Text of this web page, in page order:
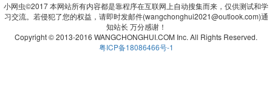
小网虫©2017 本网站所有内容都是靠程序在互联网上自动搜集而来，仅供测试和学
习交流。若侵犯了您的权益，请即时发邮件(wangchonghui2021@outlook.com)通
知站长 万分感谢！
Copyright © 2013-2016 WANGCHONGHUI.COM Inc. All Rights Reserved.
粤ICP备18086466号-1